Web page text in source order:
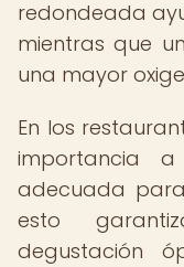
redondeada
mientras que
una mayor
En los
importancia
adecuada
esto
degustación